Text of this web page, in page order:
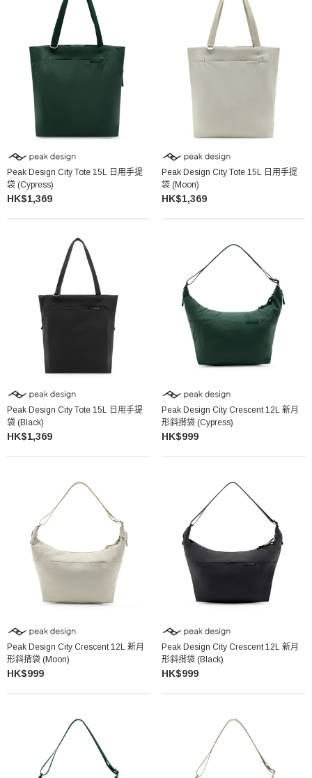
Peak Design City Tote 15L 日用手提
袋 (Cypress)
HK$1,369
Peak Design City Tote 15L 日用手提
袋 (Moon)
HK$1,369
Peak Design City Tote 15L 日用手提
袋 (Black)
HK$1,369
Peak Design City Crescent 12L 新月
形斜揹袋 (Cypress)
HK$999
Peak Design City Crescent 12L 新月
形斜揹袋 (Moon)
HK$999
Peak Design City Crescent 12L 新月
形斜揹袋 (Black)
HK$999